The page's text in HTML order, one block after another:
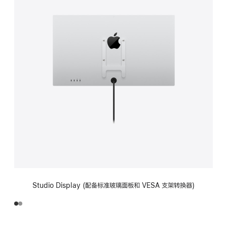
Studio Display (配备标准玻璃面板和 VESA 支架转换器)